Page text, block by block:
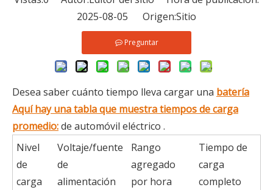
2025-08-05 Origen:Sitio
Preguntar
Desea saber cuánto tiempo lleva cargar una batería
Aquí hay una tabla que muestra tiempos de carga
promedio:de automóvil eléctrico .
Nivel
de
carga
Voltaje/fuente
de
alimentación
Rango
agregado
por hora
Tiempo de
carga
completo